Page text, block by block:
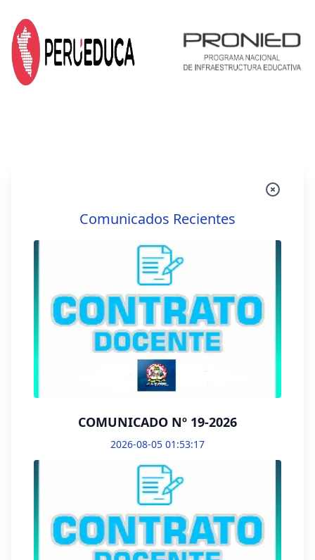
Comunicados Recientes
COMUNICADO Nº 19-2026
2026-08-05 01:53:17